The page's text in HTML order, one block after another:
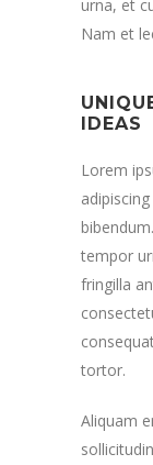
urna, et
Nam et
IDEAS
Lorem
tempor
fringilla
tortor.
Aliquam